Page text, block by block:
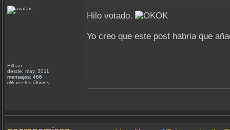
Bilbao
desde: may, 2011
mensajes: 466
clik ver los últimos
Hilo votado.
Yo creo que este post habria que